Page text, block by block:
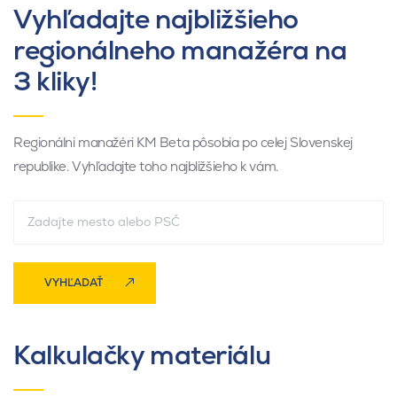
Vyhľadajte najbližšieho
regionálneho manažéra na
3 kliky!
Regionálni manažéri KM Beta pôsobia po celej Slovenskej
republike. Vyhľadajte toho najbližšieho k vám.
VYHĽADAŤ
Kalkulačky materiálu